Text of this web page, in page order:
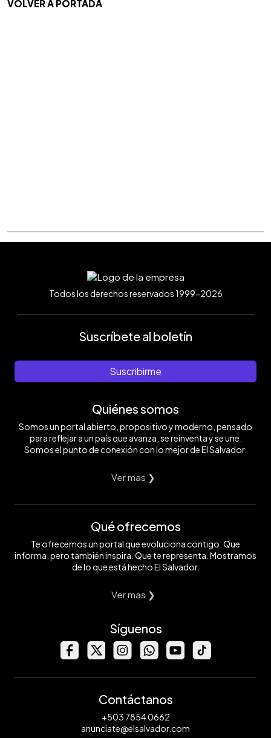
VOLVER A PORTADA
Todos los derechos reservados 1999-2026
Suscríbete al boletín
Suscribirme
Quiénes somos
Somos un portal abierto, propositivo y moderno, pensado
para reflejar a un país que avanza, se reinventa y se une.
Somos el punto de conexión con lo mejor de El Salvador.
Ver mas ❯
Qué ofrecemos
Te ofrecemos un portal que evoluciona contigo. Que
informa, pero también inspira. Que te representa. Mostramos
de lo que está hecho El Salvador.
Ver mas ❯
Síguenos
Contáctanos
+503 7854 0662
anunciate@elsalvador.com